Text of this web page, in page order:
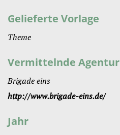
Gelieferte Vorlage
Theme
Vermittelnde Agentur
Brigade eins
http://www.brigade-eins.de/
Jahr